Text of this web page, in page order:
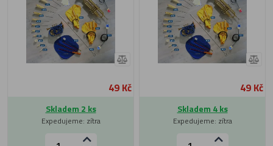
49 Kč
Skladem 2 ks
Expedujeme: zítra
49 Kč
Skladem 4 ks
Expedujeme: zítra